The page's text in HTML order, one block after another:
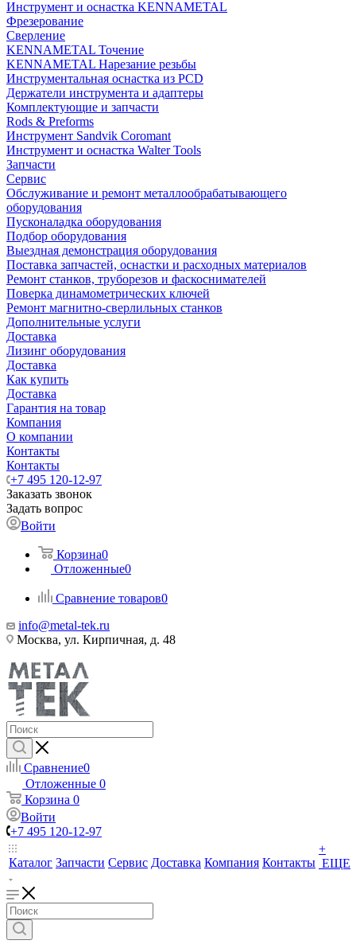
Инструмент и оснастка KENNAMETAL
Фрезерование
Сверление
KENNAMETAL Точение
KENNAMETAL Нарезание резьбы
Инструментальная оснастка из PCD
Держатели инструмента и адаптеры
Комплектующие и запчасти
Rods & Preforms
Инструмент Sandvik Coromant
Инструмент и оснастка Walter Tools
Запчасти
Сервис
Обслуживание и ремонт металлообрабатывающего
оборудования
Пусконаладка оборудования
Подбор оборудования
Выездная демонстрация оборудования
Поставка запчастей, оснастки и расходных материалов
Ремонт станков, труборезов и фаскоснимателей
Поверка динамометрических ключей
Ремонт магнитно-сверлильных станков
Дополнительные услуги
Доставка
Лизинг оборудования
Доставка
Как купить
Доставка
Гарантия на товар
Компания
О компании
Контакты
Контакты
+7 495 120-12-97
Заказать звонок
Задать вопрос
Войти
Корзина0
Отложенные0
Сравнение товаров0
info@metal-tek.ru
Москва, ул. Кирпичная, д. 48
Сравнение0
Отложенные 0
Корзина 0
Войти
+7 495 120-12-97
Каталог Запчасти Сервис Доставка Компания Контакты
+
ЕЩЕ